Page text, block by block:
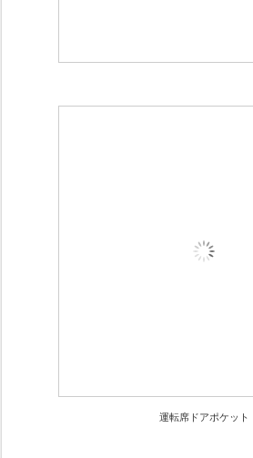
運転席ドアポケット